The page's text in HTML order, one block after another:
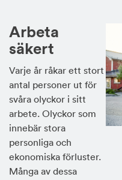
Arbeta
säkert
Varje år råkar ett stort
antal personer ut för
svåra olyckor i sitt
arbete. Olyckor som
innebär stora
personliga och
ekonomiska förluster.
Många av dessa